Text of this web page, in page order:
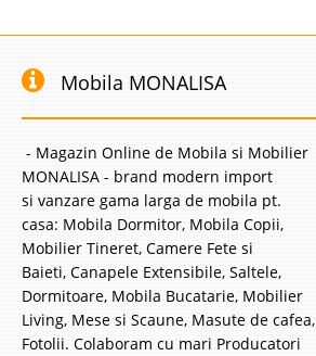
Mobila MONALISA
- Magazin Online de Mobila si Mobilier
MONALISA - brand modern import
si vanzare gama larga de mobila pt.
casa: Mobila Dormitor, Mobila Copii,
Mobilier Tineret, Camere Fete si
Baieti, Canapele Extensibile, Saltele,
Dormitoare, Mobila Bucatarie, Mobilier
Living, Mese si Scaune, Masute de cafea,
Fotolii. Colaboram cu mari Producatori